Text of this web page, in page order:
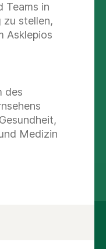
Teams in
zu stellen,
Asklepios
des
Medizin